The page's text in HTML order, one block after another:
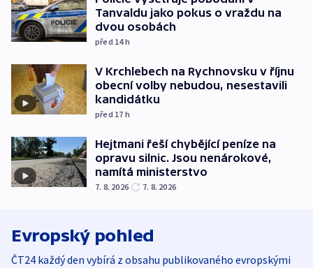
Tanvaldu jako pokus o vraždu na
dvou osobách
před 14h
V Krchlebech na Rychnovsku v říjnu
obecní volby nebudou, nesestavili
kandidátku
před 17 h
Hejtmani řeší chybějící peníze na
opravu silnic. Jsou nenárokové,
namítá ministerstvo
7. 8. 2026 7. 8. 2026
Evropský pohled
ČT24 každý den vybírá z obsahu publikovaného evropskými